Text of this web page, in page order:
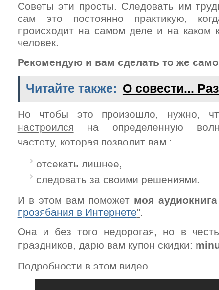
Советы эти просты. Следовать им
сам это постоянно практикую,
происходит на самом деле и на каком
человек.
Рекомендую и вам сделать то же
Читайте также: О совести...
Но чтобы это произошло, нужно,
настроился на определенную
частоту, которая позволит вам :
отсекать лишнее,
следовать за своими решениями.
И в этом вам поможет моя аудиокнига
прозябания в Интернете".
Она и без того недорогая, но в честь
праздников, дарю вам купон скидки:
Подробности в этом видео.